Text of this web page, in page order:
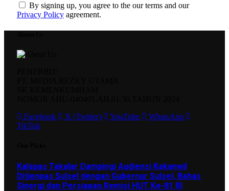
By signing up, you agree to the our terms and our
Privacy Policy agreement.
Facebook
X (Twitter) YouTube
WhatsApp
TikTok
Kalapas Takalar Dampingi Audiensi Kakanwil
Ditjenpas Sulsel dengan Gubernur Sulsel, Bahas
Sinergi dan Persiapan Remisi HUT Ke-81 RI